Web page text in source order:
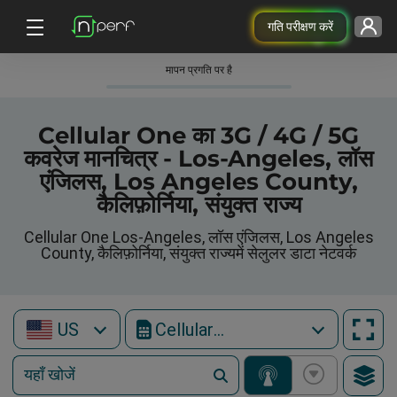
गति परीक्षण करें
मापन प्रगति पर है
Cellular One का 3G / 4G / 5G
कवरेज मानचित्र - Los-Angeles, लॉस
एंजिलस, Los Angeles County,
कैलिफ़ोर्निया, संयुक्त राज्य
Cellular One Los-Angeles, लॉस एंजिलस, Los Angeles
County, कैलिफ़ोर्निया, संयुक्त राज्यमें सेलुलर डाटा नेटवर्क
US Cellular One